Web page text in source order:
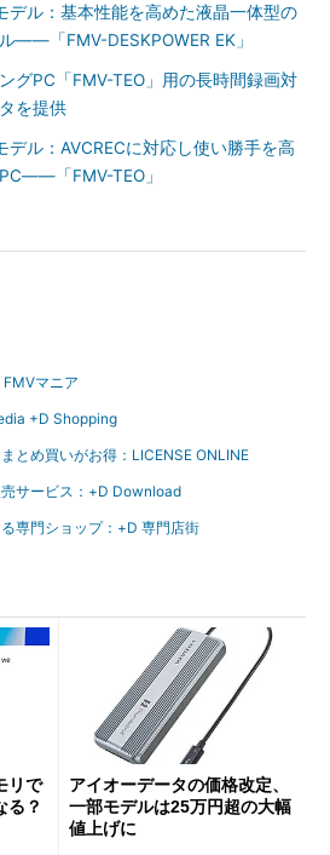
デル：基本性能を高めた液晶一体型の
――「FMV-DESKPOWER EK」
グPC「FMV-TEO」用の長時間録画対
を提供
デル：AVCRECに対応し使い勝手を高
「FMV-TEO」
マニア
+D Shopping
とめ買いがお得：LICENSE ONLINE
サービス：+D Download
専門ショップ：+D 専門店街
リで
る？
アイオーデータの価格改定、
一部モデルは25万円超の大幅
値上げに